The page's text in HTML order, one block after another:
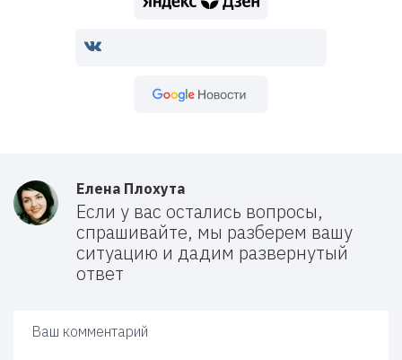
Елена Плохута
Если у вас остались вопросы,
спрашивайте, мы разберем вашу
ситуацию и дадим развернутый
ответ